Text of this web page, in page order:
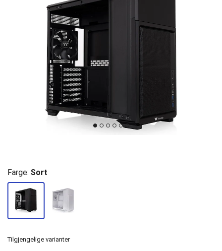
Farge: Sort
Tilgjengelige varianter